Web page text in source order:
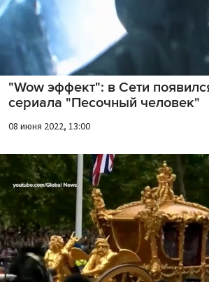
"Wow эффект": в Сети
сериала "Песочный человек"
08 июня 2022, 13:00